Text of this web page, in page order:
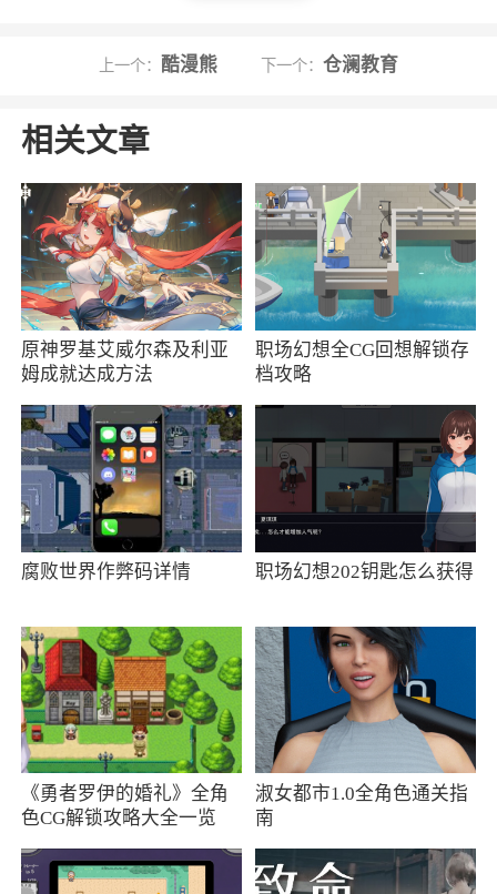
1、有太多美好的诗词被流传下来，点缀我们
的生活，这些璀璨的文化也应该得以继承和发扬
光大
2、涵盖了丰富的学习内容，能够满足大家的
需要，随时轻松的查询
3、可以让用户轻松的进行诗词检测，帮助您
检测诗词的押韵情况
更新日志
1. 添加格律符号说明
2. 自动应用推荐韵部
3. 解决已知问题
更新日志
添加集韵社区
更新日志
1. 增加诗词评论
2. 重新编辑帖文
上一个： 酷漫熊 下一个： 仓澜教育
相关文章
原神罗基艾威尔森及利亚
姆成就达成方法
职场幻想全CG回想解锁存
档攻略
腐败世界作弊码详情 职场幻想202钥匙怎么获得
《勇者罗伊的婚礼》全角
色CG解锁攻略大全一览
淑女都市1.0全角色通关指
南